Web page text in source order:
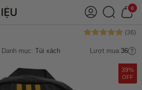
0
Danh mục: Túi xách Lượt mua:36
39%
OFF